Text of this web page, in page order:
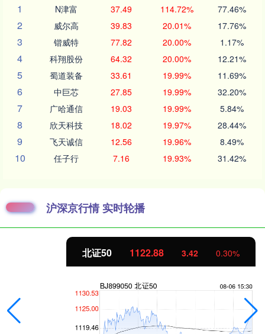
1
N津富 37.49 114.72% 77.46%
2 威尔高 39.83 20.01% 17.76%
3 锴威特 77.82 20.00% 1.17%
4 科翔股份 64.32 20.00% 12.21%
5 蜀道装备 33.61 19.99% 11.69%
6 中巨芯 27.85 19.99% 32.20%
7 广哈通信 19.03 19.99% 5.84%
8 欣天科技 18.02 19.97% 28.44%
9 飞天诚信 12.56 19.96% 8.49%
10 任子行 7.16 19.93% 31.42%
沪深京行情 实时轮播
北证50 1122.88 3.42 0.30%